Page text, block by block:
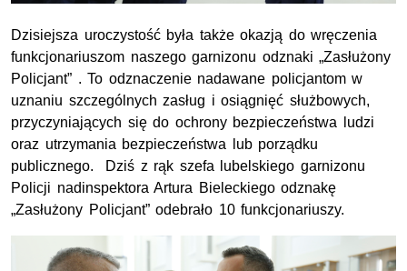
Dzisiejsza uroczystość była także okazją do wręczenia
funkcjonariuszom naszego garnizonu odznaki „Zasłużony
Policjant” . To odznaczenie nadawane policjantom w
uznaniu szczególnych zasług i osiągnięć służbowych,
przyczyniających się do ochrony bezpieczeństwa ludzi
oraz utrzymania bezpieczeństwa lub porządku
publicznego. Dziś z rąk szefa lubelskiego garnizonu
Policji nadinspektora Artura Bieleckiego odznakę
„Zasłużony Policjant” odebrało 10 funkcjonariuszy.